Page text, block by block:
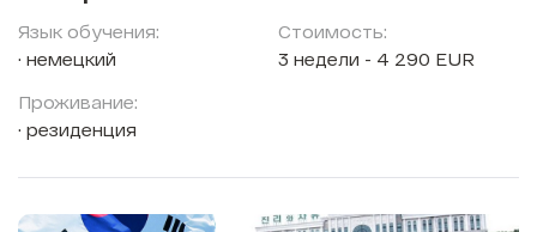
Язык обучения:
немецкий
Проживание:
резиденция
Стоимость:
3 недели - 4 290 EUR